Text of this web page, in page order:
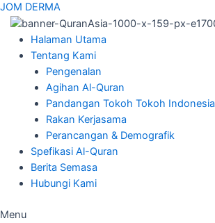
JOM DERMA
Halaman Utama
Tentang Kami
Pengenalan
Agihan Al-Quran
Pandangan Tokoh Tokoh Indonesia
Rakan Kerjasama
Perancangan & Demografik
Spefikasi Al-Quran
Berita Semasa
Hubungi Kami
Menu